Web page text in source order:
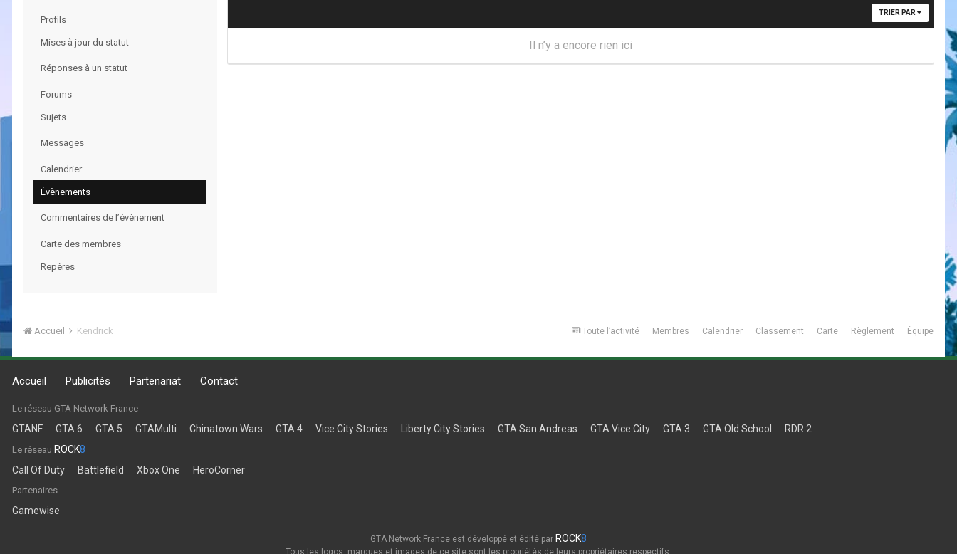
Profils
Mises à jour du statut
Réponses à un statut
Forums
Sujets
Messages
Calendrier
Évènements
Commentaires de l’évènement
Carte des membres
Repères
TRIER PAR
Il n’y a encore rien ici
Toute l’activité Membres Calendrier Classement Carte Règlement Équipe
Accueil Kendrick
Accueil Publicités Partenariat Contact
Le réseau GTA Network France
GTANF GTA 6 GTA 5 GTAMulti Chinatown Wars GTA 4 Vice City Stories Liberty City Stories GTA San Andreas GTA Vice City GTA 3 GTA Old School RDR 2
Le réseau ROCK8
Call Of Duty
Battlefield Xbox One HeroCorner
Partenaires
Gamewise
GTA Network France est développé et édité par ROCK8